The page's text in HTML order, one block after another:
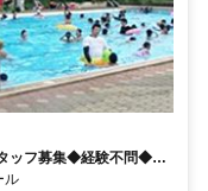
ッフ募集◆経験不問◆土
ル